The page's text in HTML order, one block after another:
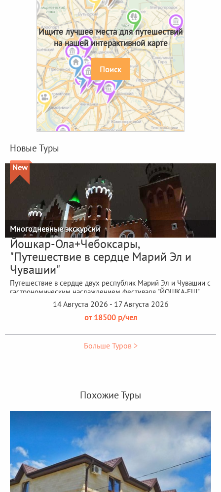
Ищите лучшее места для путешествий
на нашей интерактивной карте
Поиск
Новые Туры
New
Многодневные экскурсии
Йошкар-Ола+Чебоксары,
"Путешествие в сердце Марий Эл и
Чувашии"
Путешествие в сердце двух республик Марий Эл и Чувашии с
гастрономическим наслаждением фестиваля "ЙОШКА-ЕШ"
14 Августа 2026 - 17 Августа 2026
от 18500 р/чел
Больше Туров >
Похожие Туры